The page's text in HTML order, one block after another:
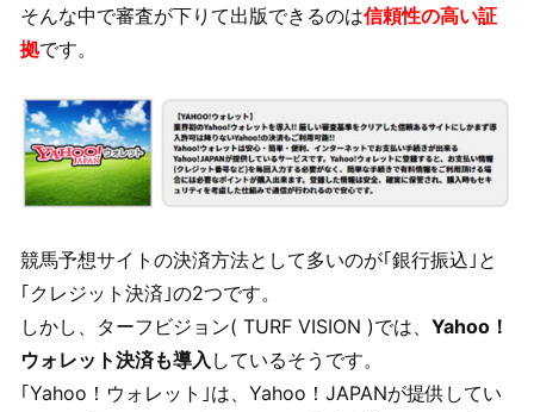
そんな中で審査が下りて出版できるのは信頼性の高い証
拠です。
競馬予想サイトの決済方法として多いのが｢銀行振込｣と
｢クレジット決済｣の2つです。
しかし、ターフビジョン( TURF VISION )では、 Yahoo！
ウォレット決済も導入 しているそうです。
｢Yahoo！ウォレット｣は、Yahoo！JAPANが提供してい